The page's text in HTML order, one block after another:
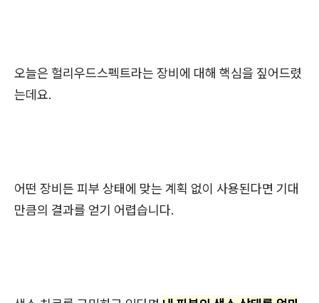
오늘은 헐리우드스펙트라는 장비에 대해 핵심을 짚어드렸
는데요.
어떤 장비든 피부 상태에 맞는 계획 없이 사용된다면 기대
만큼의 결과를 얻기 어렵습니다.